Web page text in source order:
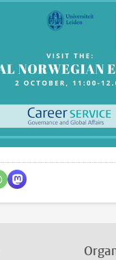
Bluesky
op LinkedIn
Delen via WhatsApp
Delen via Mastodon